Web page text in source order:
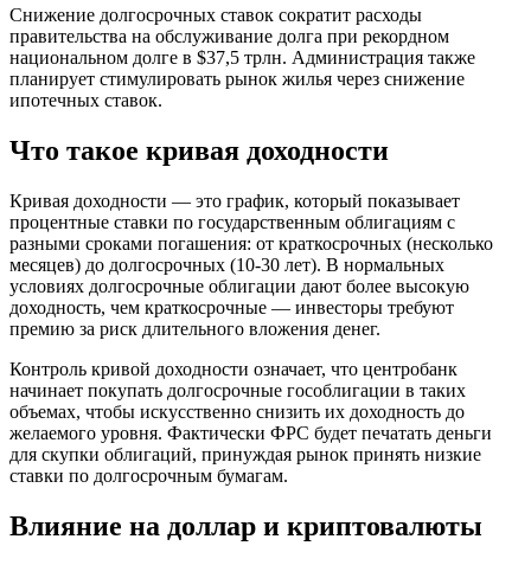
Снижение долгосрочных ставок сократит расходы
правительства на обслуживание долга при рекордном
национальном долге в $37,5 трлн. Администрация также
планирует стимулировать рынок жилья через снижение
ипотечных ставок.
Что такое кривая доходности
Кривая доходности — это график, который показывает
процентные ставки по государственным облигациям с
разными сроками погашения: от краткосрочных (несколько
месяцев) до долгосрочных (10-30 лет). В нормальных
условиях долгосрочные облигации дают более высокую
доходность, чем краткосрочные — инвесторы требуют
премию за риск длительного вложения денег.
Контроль кривой доходности означает, что центробанк
начинает покупать долгосрочные гособлигации в таких
объемах, чтобы искусственно снизить их доходность до
желаемого уровня. Фактически ФРС будет печатать деньги
для скупки облигаций, принуждая рынок принять низкие
ставки по долгосрочным бумагам.
Влияние на доллар и криптовалюты